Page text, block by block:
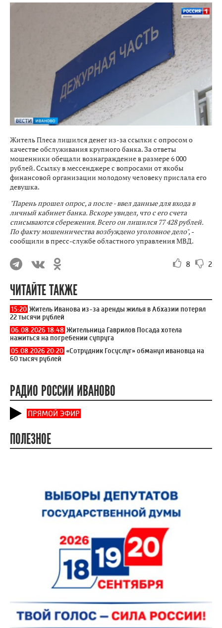
Житель Плеса лишился денег из-за ссылки с опросом о
качестве обслуживания крупного банка. За ответы
мошенники обещали вознаграждение в размере 6 000
рублей. Ссылку в мессенджере с вопросами от якобы
финансовой организации молодому человеку прислала его
девушка.
"Парень прошел опрос, а после - ввел данные для входа в
личный кабинет банка. Вскоре увидел, что с его счета
списываются сбережения. Всего он лишился 77 428 рублей.
По факту мошенничества возбуждено уголовное дело", -
сообщили в пресс-службе областного управления МВД.
8 2
ЧИТАЙТЕ ТАКЖЕ
15:20 Житель Иванова из-за аренды жилья в Абхазии потерял
22 тысячи рублей
06.08.2026 18:48 Жительница Гаврилов Посада хотела
нажиться на погребении супруга
05.08.2026 20:20 «Сотрудник Госуслуг» обманул ивановца на
60 тысяч рублей
РАДИО РОССИИ ИВАНОВО
ПРЯМОЙ ЭФИР
ПОЛЕЗНОЕ